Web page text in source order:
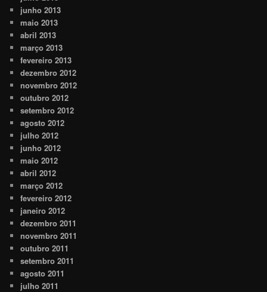
junho 2013
maio 2013
abril 2013
março 2013
fevereiro 2013
dezembro 2012
novembro 2012
outubro 2012
setembro 2012
agosto 2012
julho 2012
junho 2012
maio 2012
abril 2012
março 2012
fevereiro 2012
janeiro 2012
dezembro 2011
novembro 2011
outubro 2011
setembro 2011
agosto 2011
julho 2011